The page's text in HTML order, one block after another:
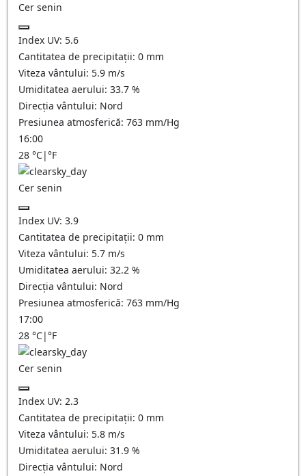
Cer senin
Index UV: 5.6
Cantitatea de precipitații: 0 mm
Viteza vântului: 5.9 m/s
Umiditatea aerului: 33.7 %
Direcția vântului: Nord
Presiunea atmosferică: 763 mm/Hg
16:00
28 °C|°F
Cer senin
Index UV: 3.9
Cantitatea de precipitații: 0 mm
Viteza vântului: 5.7 m/s
Umiditatea aerului: 32.2 %
Direcția vântului: Nord
Presiunea atmosferică: 763 mm/Hg
17:00
28 °C|°F
Cer senin
Index UV: 2.3
Cantitatea de precipitații: 0 mm
Viteza vântului: 5.8 m/s
Umiditatea aerului: 31.9 %
Direcția vântului: Nord